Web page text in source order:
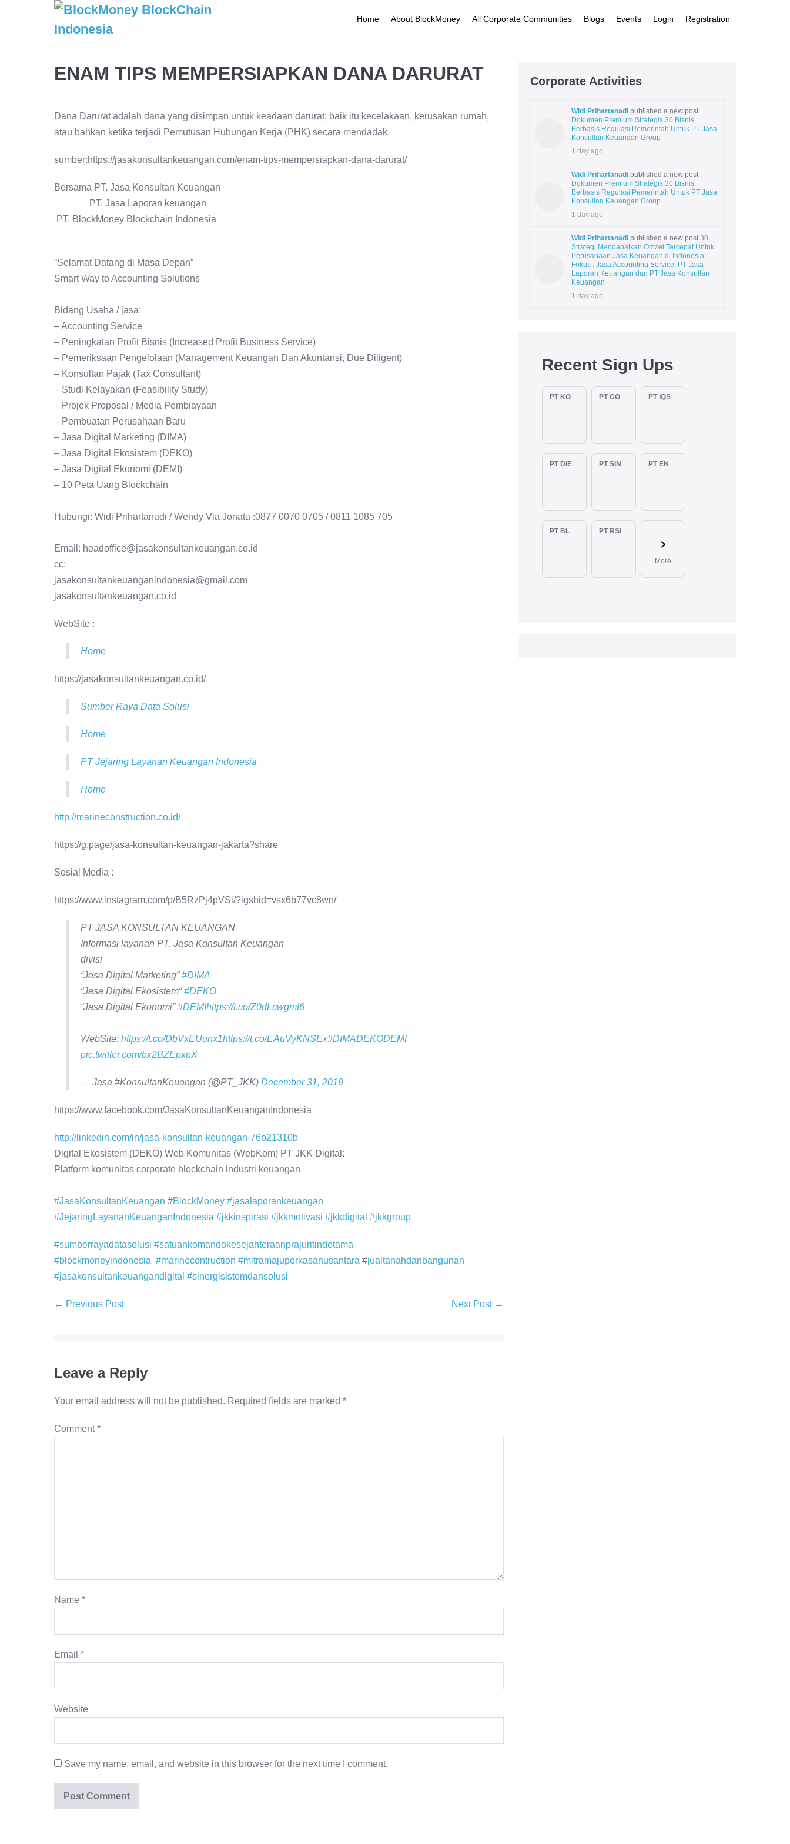
Home About BlockMoney All Corporate Communities Blogs Events Login Registration
ENAM TIPS MEMPERSIAPKAN DANA DARURAT
Dana Darurat adalah dana yang disimpan untuk keadaan darurat; baik itu kecelakaan, kerusakan rumah,
atau bahkan ketika terjadi Pemutusan Hubungan Kerja (PHK) secara mendadak.
sumber:https://jasakonsultankeuangan.com/enam-tips-mempersiapkan-dana-darurat/
Bersama PT. Jasa Konsultan Keuangan
PT. Jasa Laporan keuangan
PT. BlockMoney Blockchain Indonesia
“Selamat Datang di Masa Depan”
Smart Way to Accounting Solutions
Bidang Usaha / jasa:
– Accounting Service
– Peningkatan Profit Bisnis (Increased Profit Business Service)
– Pemeriksaan Pengelolaan (Management Keuangan Dan Akuntansi, Due Diligent)
– Konsultan Pajak (Tax Consultant)
– Studi Kelayakan (Feasibility Study)
– Projek Proposal / Media Pembiayaan
– Pembuatan Perusahaan Baru
– Jasa Digital Marketing (DIMA)
– Jasa Digital Ekosistem (DEKO)
– Jasa Digital Ekonomi (DEMI)
– 10 Peta Uang Blockchain
Hubungi: Widi Prihartanadi / Wendy Via Jonata :0877 0070 0705 / 0811 1085 705
Email: headoffice@jasakonsultankeuangan.co.id
cc:
jasakonsultankeuanganindonesia@gmail.com
jasakonsultankeuangan.co.id
WebSite :
Home
https://jasakonsultankeuangan.co.id/
Sumber Raya Data Solusi
Home
PT Jejaring Layanan Keuangan Indonesia
Home
http://marineconstruction.co.id/
https://g.page/jasa-konsultan-keuangan-jakarta?share
Sosial Media :
https://www.instagram.com/p/B5RzPj4pVSi/?igshid=vsx6b77vc8wn/
PT JASA KONSULTAN KEUANGAN
Informasi layanan PT. Jasa Konsultan Keuangan
divisi
“Jasa Digital Marketing”#DIMA
“Jasa Digital Ekosistem“#DEKO
“Jasa Digital Ekonomi”#DEMIhttps://t.co/Z0dLcwgmI6
WebSite: https://t.co/DbVxEUunx1https://t.co/EAuVyKNSEx#DIMADEKODEMI
pic.twitter.com/bx2BZEpxpX
— Jasa #KonsultanKeuangan (@PT_JKK) December 31, 2019
https://www.facebook.com/JasaKonsultanKeuanganIndonesia
http://linkedin.com/in/jasa-konsultan-keuangan-76b21310b
Digital Ekosistem (DEKO) Web Komunitas (WebKom) PT JKK Digital:
Platform komunitas corporate blockchain industri keuangan
#JasaKonsultanKeuangan #BlockMoney #jasalaporankeuangan
#JejaringLayananKeuanganIndonesia #jkkinspirasi #jkkmotivasi #jkkdigital #jkkgroup
#sumberrayadatasolusi #satuankomandokesejahteraanprajuritindotama
#blockmoneyindonesia #marinecontruction #mitramajuperkasanusantara #jualtanahdanbangunan
#jasakonsultankeuangandigital #sinergisistemdansolusi
← Previous Post Next Post →
Leave a Reply
Your email address will not be published. Required fields are marked *
Comment*
Name *
Email *
Website
Save my name, email, and website in this browser for the next time I comment.
Corporate Activities
Widi Prihartanadipublished a new post
Dokumen Premium Strategis 30 Bisnis
Berbasis Regulasi Pemerintah Untuk PT Jasa
Konsultan Keuangan Group
1 day ago
Widi Prihartanadipublished a new post
Dokumen Premium Strategis 30 Bisnis
Berbasis Regulasi Pemerintah Untuk PT Jasa
Konsultan Keuangan Group
1 day ago
Widi Prihartanadipublished a new post30
Strategi Mendapatkan Omzet Tercepat Untuk
Perusahaan Jasa Keuangan di Indonesia
Fokus : Jasa Accounting Service, PT Jasa
Laporan Keuangan dan PT Jasa Konsultan
Keuangan
1 day ago
Recent Sign Ups
PT KOPKAR NAWAKARA PT COMECA INDONESIA PT IQSA FAJAR INDONESIA
PT DIENZEE PERKASA ABADI
PT BLUELIGHT CONTINENTAL ABADI PT RSIA BUNDA ARIF
More